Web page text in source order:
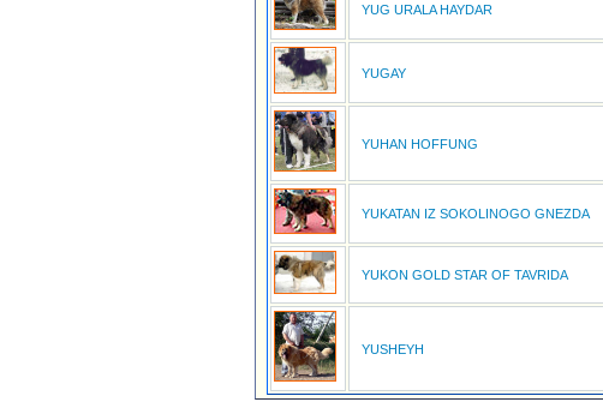
YUG URALA HAYDAR
YUGAY
YUHAN HOFFUNG
YUKATAN IZ SOKOLINOGO GNEZDA
YUKON GOLD STAR OF TAVRIDA
YUSHEYH